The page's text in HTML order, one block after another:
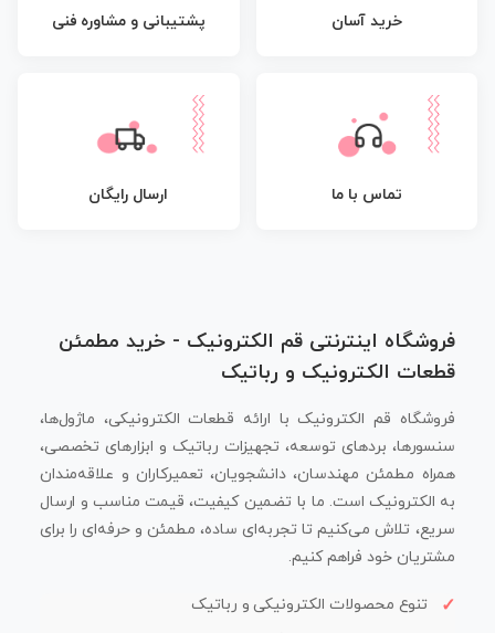
خرید آسان پشتیبانی و مشاوره فنی
تماس با ما ارسال رایگان
فروشگاه اینترنتی قم الکترونیک - خرید مطمئن
قطعات الکترونیک و رباتیک
فروشگاه قم الکترونیک با ارائه قطعات الکترونیکی، ماژول‌ها،
سنسورها، بردهای توسعه، تجهیزات رباتیک و ابزارهای تخصصی،
همراه مطمئن مهندسان، دانشجویان، تعمیرکاران و علاقه‌مندان
به الکترونیک است. ما با تضمین کیفیت، قیمت مناسب و ارسال
سریع، تلاش می‌کنیم تا تجربه‌ای ساده، مطمئن و حرفه‌ای را برای
مشتریان خود فراهم کنیم.
تنوع محصولات الکترونیکی و رباتیک